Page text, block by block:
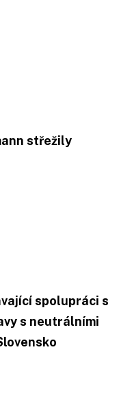
střežily
spolupráci s
s neutrálními